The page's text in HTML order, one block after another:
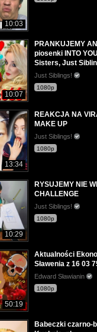
10:03
10:07
PRANKUJEMY
piosenki INTO
Sisters, Just
Just Siblings!
1080p
13:34
REAKCJA NA
MAKE UP
Just Siblings!
1080p
10:29
RYSUJEMY NIE
CHALLENGE
Just Siblings!
1080p
50:19
Aktualności
Sławenia z 16 03
Edward Sławianin
1080p
Babeczki czarno-